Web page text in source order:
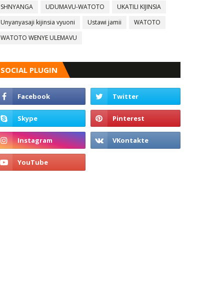
SHNYANGA
UDUMAVU-WATOTO
UKATILI KIJINSIA
Unyanyasaji kijinsia vyuoni
Ustawi jamii
WATOTO
WATOTO WENYE ULEMAVU
SOCIAL PLUGIN